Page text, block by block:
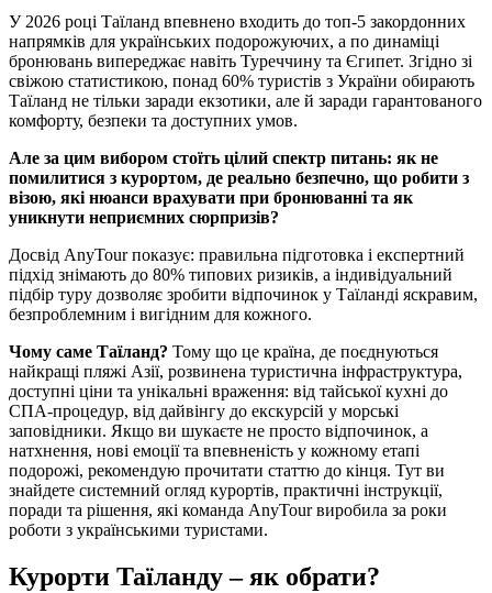
У 2026 році Таїланд впевнено входить до топ-5 закордонних
напрямків для українських подорожуючих, а по динаміці
бронювань випереджає навіть Туреччину та Єгипет. Згідно зі
свіжою статистикою, понад 60% туристів з України обирають
Таїланд не тільки заради екзотики, але й заради гарантованого
комфорту, безпеки та доступних умов.
Але за цим вибором стоїть цілий спектр питань: як не
помилитися з курортом, де реально безпечно, що робити з
візою, які нюанси врахувати при бронюванні та як
уникнути неприємних сюрпризів?
Досвід AnyTour показує: правильна підготовка і експертний
підхід знімають до 80% типових ризиків, а індивідуальний
підбір туру дозволяє зробити відпочинок у Таїланді яскравим,
безпроблемним і вигідним для кожного.
Чому саме Таїланд? Тому що це країна, де поєднуються
найкращі пляжі Азії, розвинена туристична інфраструктура,
доступні ціни та унікальні враження: від тайської кухні до
СПА-процедур, від дайвінгу до екскурсій у морські
заповідники. Якщо ви шукаєте не просто відпочинок, а
натхнення, нові емоції та впевненість у кожному етапі
подорожі, рекомендую прочитати статтю до кінця. Тут ви
знайдете системний огляд курортів, практичні інструкції,
поради та рішення, які команда AnyTour виробила за роки
роботи з українськими туристами.
Курорти Таїланду – як обрати?